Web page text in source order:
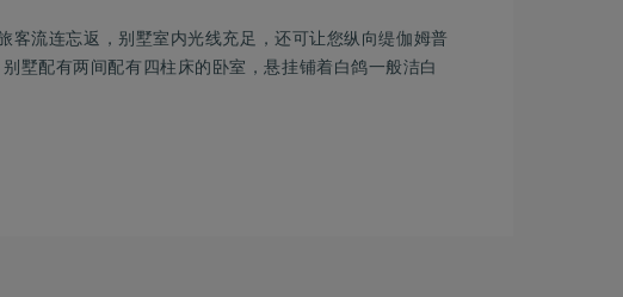
客流连忘返，别墅室内光线充足，还可让您纵向缇伽姆普
墅配有两间配有四柱床的卧室，悬挂铺着白鸽一般洁白